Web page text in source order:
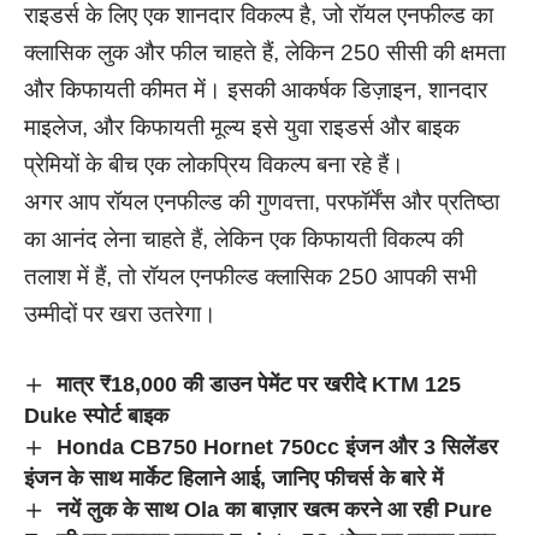
राइडर्स के लिए एक शानदार विकल्प है, जो रॉयल एनफील्ड का
क्लासिक लुक और फील चाहते हैं, लेकिन 250 सीसी की क्षमता
और किफायती कीमत में। इसकी आकर्षक डिज़ाइन, शानदार
माइलेज, और किफायती मूल्य इसे युवा राइडर्स और बाइक
प्रेमियों के बीच एक लोकप्रिय विकल्प बना रहे हैं।
अगर आप रॉयल एनफील्ड की गुणवत्ता, परफॉर्मेंस और प्रतिष्ठा
का आनंद लेना चाहते हैं, लेकिन एक किफायती विकल्प की
तलाश में हैं, तो रॉयल एनफील्ड क्लासिक 250 आपकी सभी
उम्मीदों पर खरा उतरेगा।
मात्र ₹18,000 की डाउन पेमेंट पर खरीदे KTM 125
Duke स्पोर्ट बाइक
Honda CB750 Hornet 750cc इंजन और 3 सिलेंडर
इंजन के साथ मार्केट हिलाने आई, जानिए फीचर्स के बारे में
नयें लुक के साथ Ola का बाज़ार खत्म करने आ रही Pure